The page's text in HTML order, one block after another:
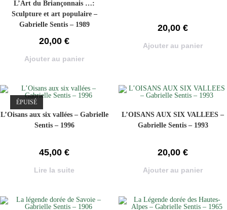
L’Art du Briançonnais …:
Sculpture et art populaire –
Gabrielle Sentis – 1989
20,00 €
Ajouter au panier
20,00 €
Ajouter au panier
ÉPUISÉ
L’Oisans aux six vallées – Gabrielle
Sentis – 1996
45,00 €
Lire la suite
L’OISANS AUX SIX VALLEES –
Gabrielle Sentis – 1993
20,00 €
Ajouter au panier